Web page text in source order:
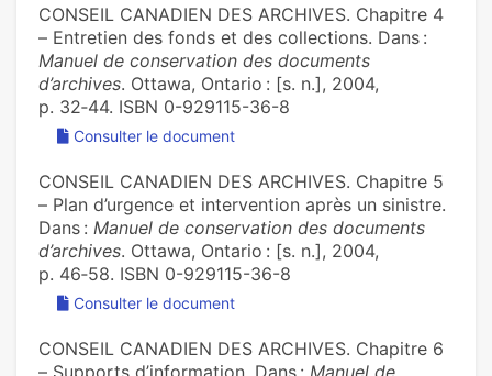
CONSEIL CANADIEN DES ARCHIVES. Chapitre 4
– Entretien des fonds et des collections. Dans :
Manuel de conservation des documents
d’archives. Ottawa, Ontario : [s. n.], 2004,
p. 32‑44. ISBN 0-929115-36-8
Consulter le document
CONSEIL CANADIEN DES ARCHIVES. Chapitre 5
– Plan d’urgence et intervention après un sinistre.
Dans : Manuel de conservation des documents
d’archives. Ottawa, Ontario : [s. n.], 2004,
p. 46‑58. ISBN 0-929115-36-8
Consulter le document
CONSEIL CANADIEN DES ARCHIVES. Chapitre 6